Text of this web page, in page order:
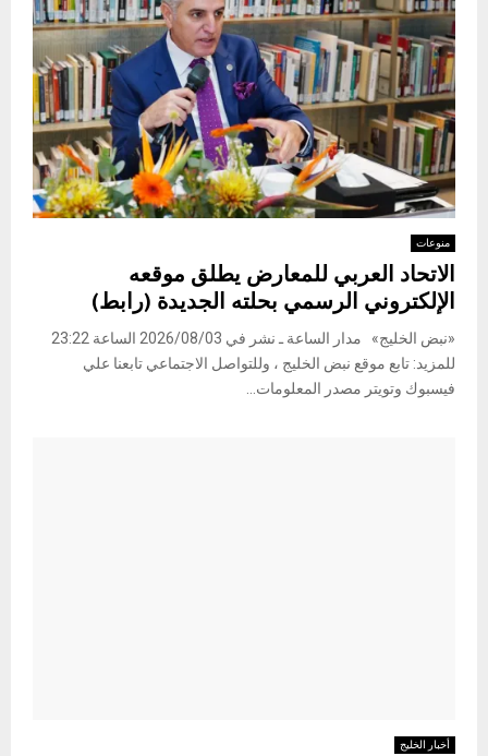
منوعات
الاتحاد العربي للمعارض يطلق موقعه
الإلكتروني الرسمي بحلته الجديدة (رابط)
«نبض الخليج» مدار الساعة ـ نشر في 2026/08/03 الساعة 23:22
للمزيد: تابع موقع نبض الخليج ، وللتواصل الاجتماعي تابعنا علي
فيسبوك وتويتر مصدر المعلومات...
أخبار الخليج